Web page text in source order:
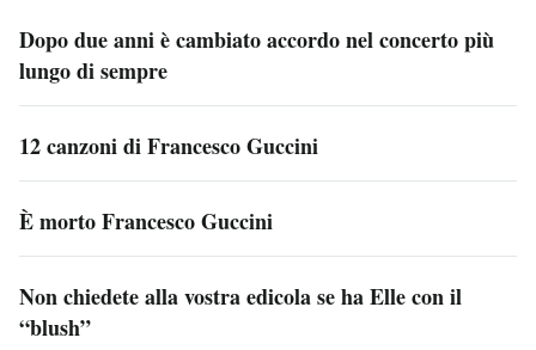
Dopo due anni è cambiato accordo nel concerto più
lungo di sempre
12 canzoni di Francesco Guccini
È morto Francesco Guccini
Non chiedete alla vostra edicola se ha Elle con il
“blush”